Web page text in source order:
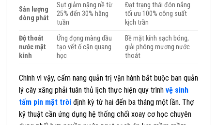
Sản lượng
dòng phát
Sụt giảm nặng nề từ
25% đến 30% hằng
tuần
Đạt trạng thái đón nắng
tối ưu 100% công suất
kịch trần
Độ thoát
nước mặt
kính
Ứng đọng màng dầu
tạo vết ố cặn quang
học
Bề mặt kính sạch bóng,
giải phóng mương nước
thoát
Chính vì vậy, cẩm nang quản trị vận hành bắt buộc ban quản
lý cây xăng phải tuân thủ lịch thực hiện quy trình vệ sinh
tấm pin mặt trời định kỳ từ hai đến ba tháng một lần. Thợ
kỹ thuật cần ứng dụng hệ thống chổi xoay cơ học chuyên